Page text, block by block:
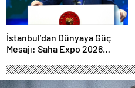
İstanbul’dan Dünyaya Güç
Mesajı: Saha Expo 2026